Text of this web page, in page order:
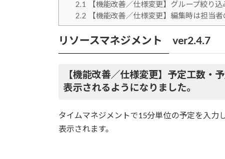
2.1
【機能改善／仕様変更】グループ絞り込
2.2 【機能改善／仕様変更】編集時は担当
リソースマネジメント ver2.4.7
【機能改善／仕様変更】予定工数・
表示されるようになりました。
タイムマネジメントで15分単位の予定を入力
表示されます。